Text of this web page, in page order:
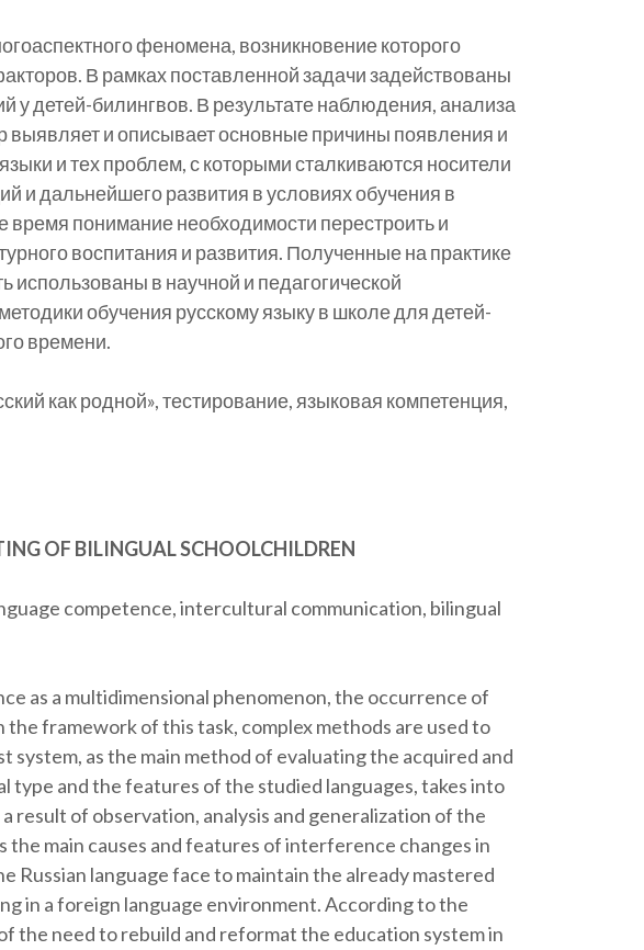
феномена, возникновение которого
В рамках поставленной задачи задействованы
детей-билингвов. В результате наблюдения, анализа
и описывает основные причины появления и
и тех проблем, с которыми сталкиваются носители
и дальнейшего развития в условиях обучения в
понимание необходимости перестроить и
воспитания и развития. Полученные на практике
использованы в научной и педагогической
обучения русскому языку в школе для детей-
времени.
как родной», тестирование, языковая компетенция,
OF BILINGUAL SCHOOLCHILDREN
competence, intercultural communication, bilingual
as a multidimensional phenomenon, the occurrence of
framework of this task, complex methods are used to
as the main method of evaluating the acquired and
and the features of the studied languages, takes into
result of observation, analysis and generalization of the
main causes and features of interference changes in
Russian language face to maintain the already mastered
in a foreign language environment. According to the
the need to rebuild and reformat the education system in